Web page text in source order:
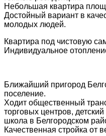
Небольшая квартира
Достойный вариант в
молодых людей.
Квартира под чистовую
Индивидуальное
Ближайший пригород
поселение.
Ходит общественный
торговых центров,
школа в Белгородском
Качественная стройка от